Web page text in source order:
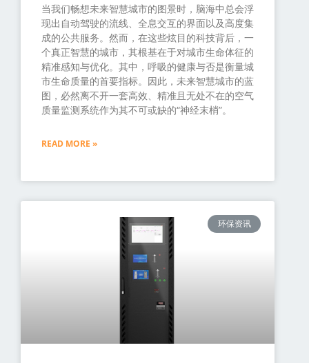
当我们畅想未来智慧城市的图景时，脑海中总会浮
现出自动驾驶的流线、全息交互的界面以及高度集
成的公共服务。然而，在这些炫目的科技背后，一
个真正智慧的城市，其根基在于对城市生命体征的
精准感知与优化。其中，呼吸的健康与否是衡量城
市生命质量的首要指标。因此，未来智慧城市的蓝
图，必然离不开一套高效、精准且无处不在的空气
质量监测系统作为其不可或缺的“神经末梢”。
READ MORE »
环保资讯